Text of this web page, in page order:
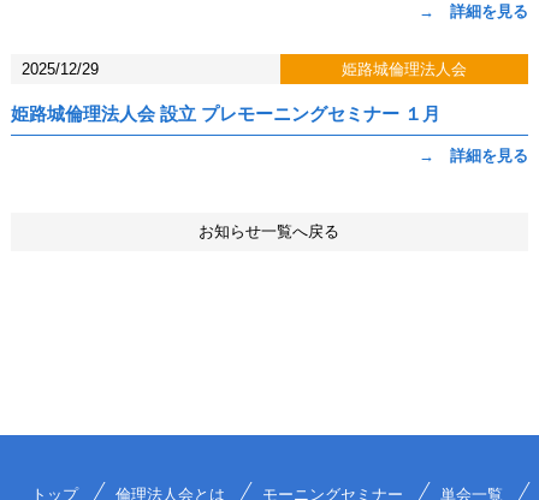
→ 詳細を見る
2025/12/29 姫路城倫理法人会
姫路城倫理法人会 設立 プレモーニングセミナー １月
→ 詳細を見る
お知らせ一覧へ戻る
トップ 倫理法人会とは モーニングセミナー 単会一覧